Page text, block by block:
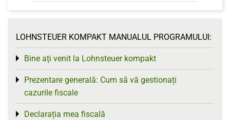
LOHNSTEUER KOMPAKT MANUALUL PROGRAMULUI:
Bine ați venit la Lohnsteuer kompakt
Toggle menu
Prezentare generală: Cum să vă gestionați
cazurile fiscale
Toggle menu
Declarația mea fiscală
Toggle menu